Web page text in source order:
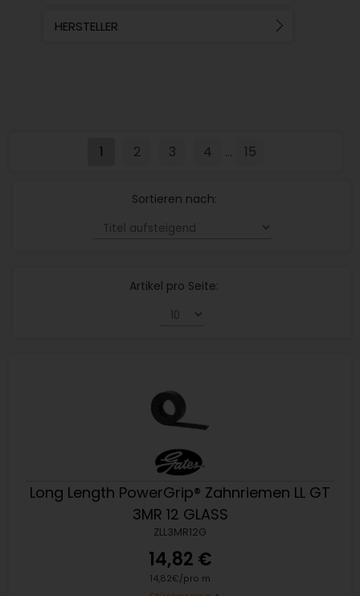
HERSTELLER
1 2 3 4 ... 15
Sortieren nach:
Artikel pro Seite:
Long Length PowerGrip® Zahnriemen LL GT
3MR 12 GLASS
ZLL3MR12G
14,82 €
14,82€/pro m